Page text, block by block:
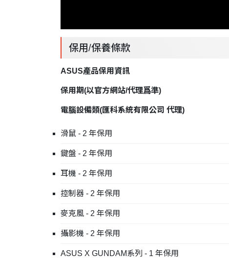
保用/保養條款
ASUS產品保用資訊
保用期(以官方網站/代理爲準)
電腦設備類(匯科系統有限公司 代理)
滑鼠 - 2 年保用
鍵盤 - 2 年保用
耳機 - 2 年保用
控制器 - 2 年保用
麥克風 - 2 年保用
攝影機 - 2 年保用
ASUS X GUNDAM系列 - 1 年保用